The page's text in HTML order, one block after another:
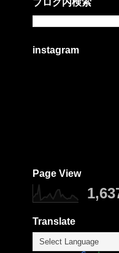
ブログ内検索
instagram
Page View
Translate